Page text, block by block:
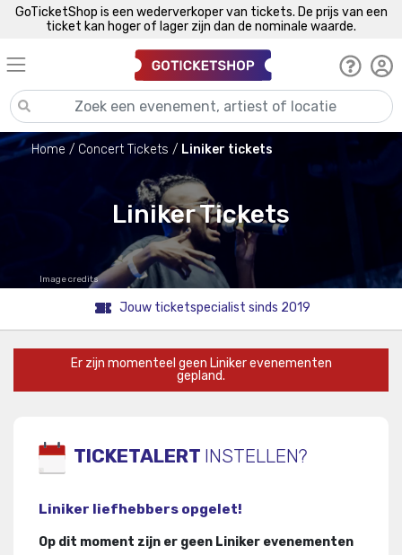
GoTicketShop is een wederverkoper van tickets. De prijs van een
ticket kan hoger of lager zijn dan de nominale waarde.
Home Concert Tickets Liniker tickets
Liniker Tickets
Image credits
Jouw ticketspecialist sinds 2019
Er zijn momenteel geen Liniker evenementen
gepland.
TICKETALERT INSTELLEN?
Liniker liefhebbers opgelet!
Op dit moment zijn er geen Liniker evenementen